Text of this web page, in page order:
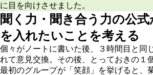
に目を向けさせました。
聞く力・聞き合う力の公
を入れたいことを考える
個々がノートに書いた後、３時間目と同
れて意見交換。その後、とっておきの１
最初のグループが「笑顔」を挙げると、